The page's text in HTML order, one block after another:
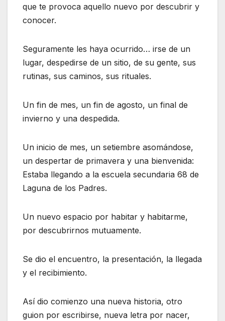
que te provoca aquello nuevo por descubrir y
conocer.
Seguramente les haya ocurrido… irse de un
lugar, despedirse de un sitio, de su gente, sus
rutinas, sus caminos, sus rituales.
Un fin de mes, un fin de agosto, un final de
invierno y una despedida.
Un inicio de mes, un setiembre asomándose,
un despertar de primavera y una bienvenida:
Estaba llegando a la escuela secundaria 68 de
Laguna de los Padres.
Un nuevo espacio por habitar y habitarme,
por descubrirnos mutuamente.
Se dio el encuentro, la presentación, la llegada
y el recibimiento.
Así dio comienzo una nueva historia, otro
guion por escribirse, nueva letra por nacer,